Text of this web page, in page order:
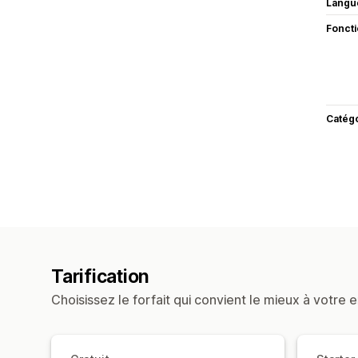
Tarification
Choisissez le forfait qui convient le mieux à votre